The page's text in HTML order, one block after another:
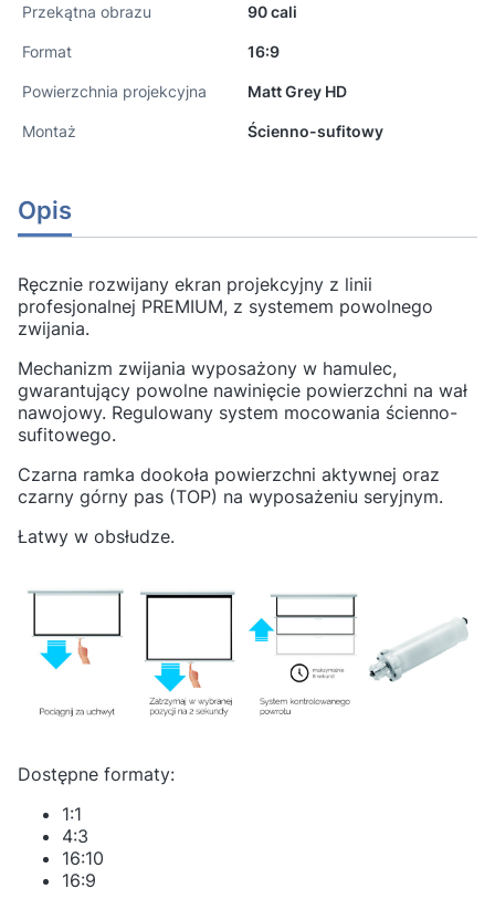
Przekątna obrazu 90 cali
Format 16:9
Powierzchnia projekcyjna Matt Grey HD
Montaż Ścienno-sufitowy
Opis
Ręcznie rozwijany ekran projekcyjny z linii
profesjonalnej PREMIUM, z systemem powolnego
zwijania.
Mechanizm zwijania wyposażony w hamulec,
gwarantujący powolne nawinięcie powierzchni na wał
nawojowy. Regulowany system mocowania ścienno-
sufitowego.
Czarna ramka dookoła powierzchni aktywnej oraz
czarny górny pas (TOP) na wyposażeniu seryjnym.
Łatwy w obsłudze.
Dostępne formaty:
1:1
4:3
16:10
16:9